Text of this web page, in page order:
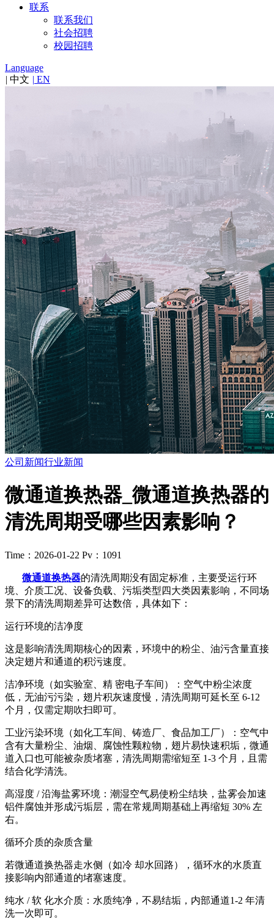
联系
联系我们
社会招聘
校园招聘
Language
| 中文 | EN
公司新闻行业新闻
微通道换热器_微通道换热器的
清洗周期受哪些因素影响？
Time：2026-01-22 Pv：1091
微通道换热器的清洗周期没有固定标准，主要受运行环
境、介质工况、设备负载、污垢类型四大类因素影响，不同场
景下的清洗周期差异可达数倍，具体如下：
运行环境的洁净度
这是影响清洗周期核心的因素，环境中的粉尘、油污含量直接
决定翅片和通道的积污速度。
洁净环境（如实验室、精 密电子车间）：空气中粉尘浓度
低，无油污污染，翅片积灰速度慢，清洗周期可延长至 6-12
个月，仅需定期吹扫即可。
工业污染环境（如化工车间、铸造厂、食品加工厂）：空气中
含有大量粉尘、油烟、腐蚀性颗粒物，翅片易快速积垢，微通
道入口也可能被杂质堵塞，清洗周期需缩短至 1-3 个月，且需
结合化学清洗。
高湿度 / 沿海盐雾环境：潮湿空气易使粉尘结块，盐雾会加速
铝件腐蚀并形成污垢层，需在常规周期基础上再缩短 30% 左
右。
循环介质的杂质含量
若微通道换热器走水侧（如冷 却水回路），循环水的水质直
接影响内部通道的堵塞速度。
纯水 / 软 化水介质：水质纯净，不易结垢，内部通道1-2 年清
洗一次即可。